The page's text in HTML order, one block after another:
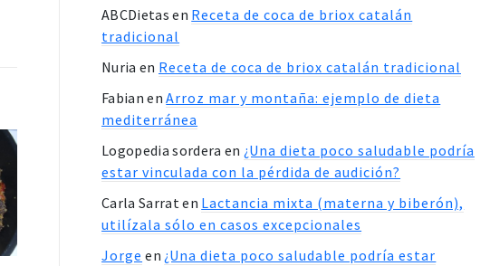
ABCDietas en Receta de coca de briox catalán
tradicional
Nuria en Receta de coca de briox catalán tradicional
Fabian enArroz mar y montaña: ejemplo de dieta
mediterránea
Logopedia sordera en ¿Una dieta poco saludable podría
estar vinculada con la pérdida de audición?
Carla Sarraten Lactancia mixta (materna y biberón),
utilízala sólo en casos excepcionales
Jorge en ¿Una dieta poco saludable podría estar